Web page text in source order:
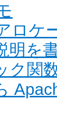
ロケ
明を
ク関